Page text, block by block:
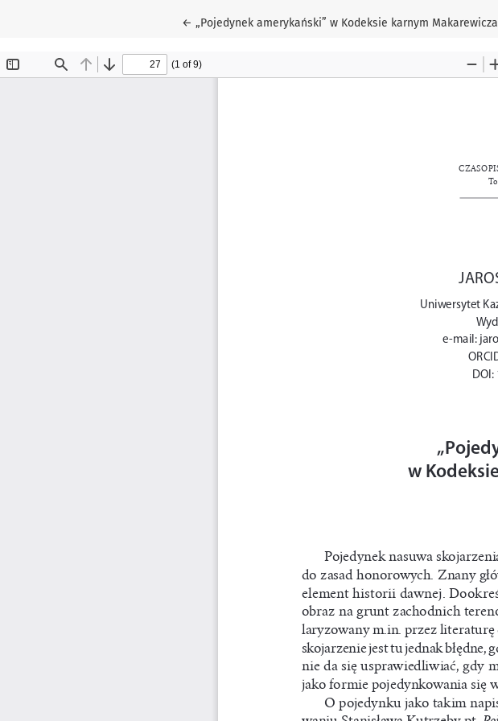
← Wróć do szczegółów artykułu
„Pojedynek amerykański” w Kodeksie karnym Makarewicza